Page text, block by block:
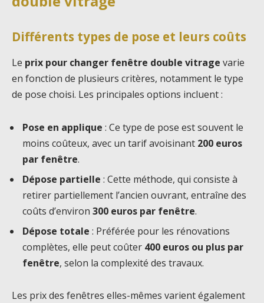
Différents types de pose et leurs coûts
Le prix pour changer fenêtre double vitrage varie
en fonction de plusieurs critères, notamment le type
de pose choisi. Les principales options incluent :
Pose en applique : Ce type de pose est souvent le
moins coûteux, avec un tarif avoisinant 200 euros
par fenêtre.
Dépose partielle : Cette méthode, qui consiste à
retirer partiellement l’ancien ouvrant, entraîne des
coûts d’environ 300 euros par fenêtre.
Dépose totale : Préférée pour les rénovations
complètes, elle peut coûter 400 euros ou plus par
fenêtre, selon la complexité des travaux.
Les prix des fenêtres elles-mêmes varient également